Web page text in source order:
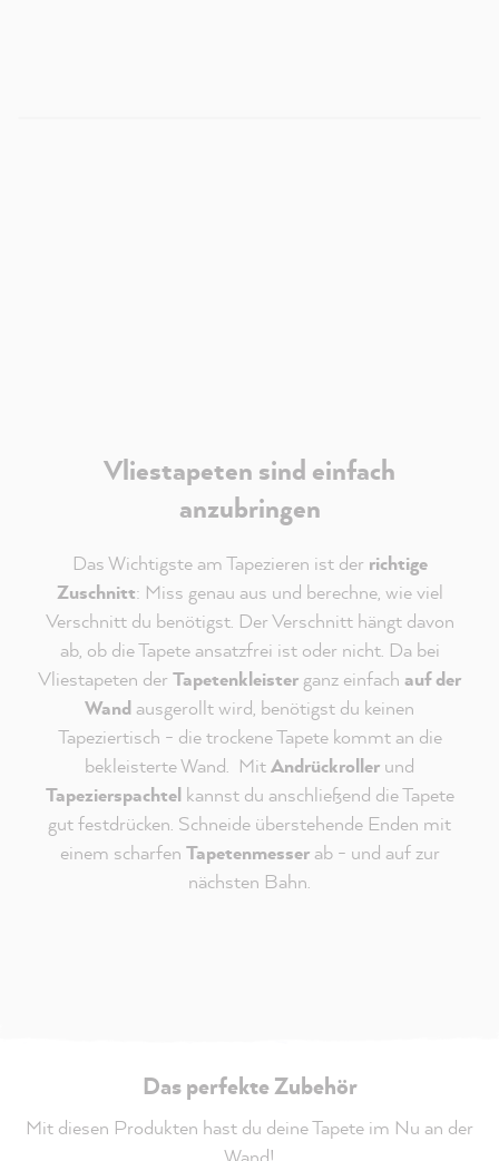
Vliestapeten sind einfach
anzubringen
Das Wichtigste am Tapezieren ist der richtige
Zuschnitt: Miss genau aus und berechne, wie viel
Verschnitt du benötigst. Der Verschnitt hängt davon
ab, ob die Tapete ansatzfrei ist oder nicht. Da bei
Vliestapeten der Tapetenkleister ganz einfach auf der
Wand ausgerollt wird, benötigst du keinen
Tapeziertisch - die trockene Tapete kommt an die
bekleisterte Wand. MitAndrückroller und
Tapezierspachtelkannst du anschließend die Tapete
gut festdrücken. Schneide überstehende Enden mit
einem scharfen Tapetenmesserab - und auf zur
nächsten Bahn.
Das perfekte Zubehör
Mit diesen Produkten hast du deine Tapete im Nu an der